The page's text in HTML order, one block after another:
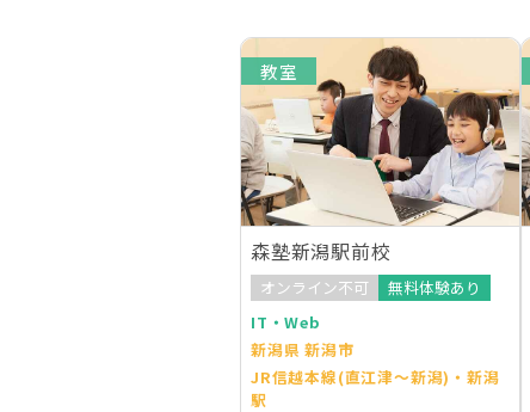
教室
森塾新潟駅前校
オンライン不可
無料体験あり
IT・Web
新潟県 新潟市
JR信越本線(直江津～新潟)・新潟
駅